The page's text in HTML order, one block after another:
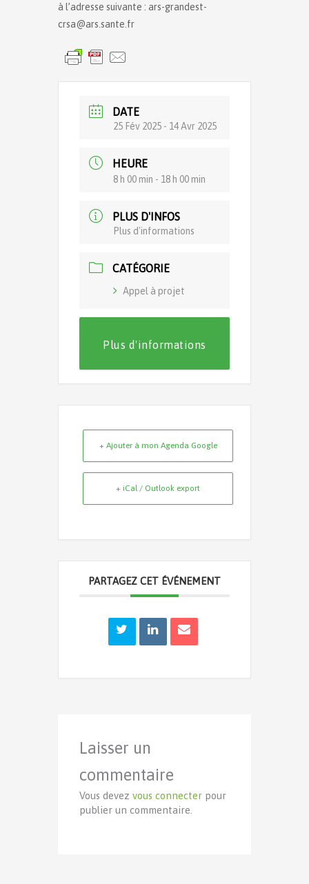
à l’adresse suivante : ars-grandest-
crsa@ars.sante.fr
DATE
25 Fév 2025 - 14 Avr 2025
HEURE
8 h 00 min - 18 h 00 min
PLUS D'INFOS
Plus d'informations
CATÉGORIE
Appel à projet
Plus d'informations
+ Ajouter à mon Agenda Google
+ iCal / Outlook export
PARTAGEZ CET ÉVÉNEMENT
Laisser un
commentaire
Vous devezvous connecter pour
publier un commentaire.